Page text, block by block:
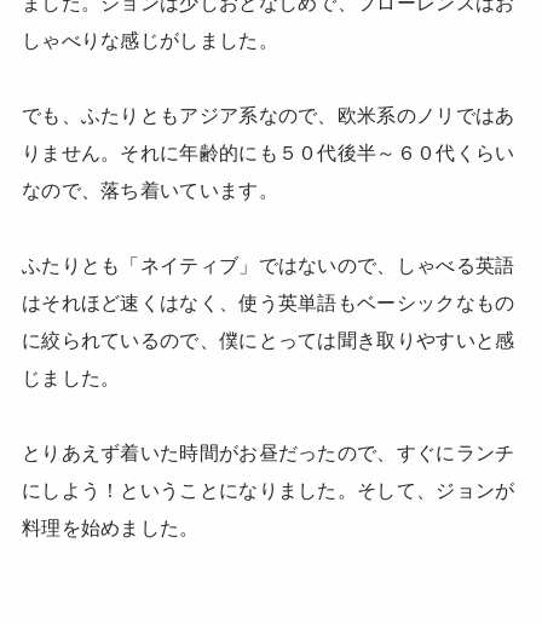
しゃべりな感じがしました。
でも、ふたりともアジア系なので、欧米系のノリではあ
りません。それに年齢的にも５０代後半～６０代くらい
なので、落ち着いています。
ふたりとも「ネイティブ」ではないので、しゃべる英語
はそれほど速くはなく、使う英単語もベーシックなもの
に絞られているので、僕にとっては聞き取りやすいと感
じました。
とりあえず着いた時間がお昼だったので、すぐにランチ
にしよう！ということになりました。そして、ジョンが
料理を始めました。